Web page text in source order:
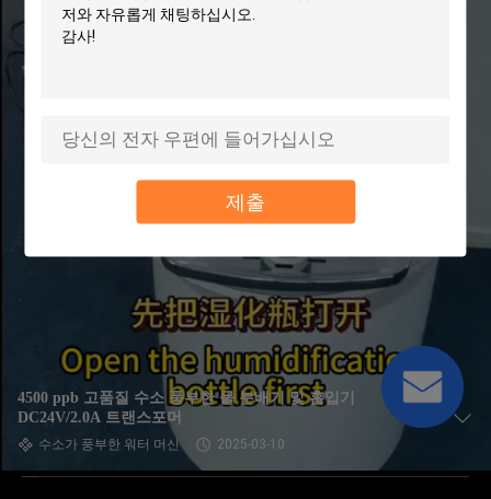
제출
4500 ppb 고품질 수소 풍부한 물 분배기 및 흡입기
DC24V/2.0A 트랜스포머
수소가 풍부한 워터 머신 2025-03-10